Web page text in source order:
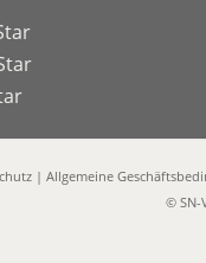
|Allgemeine
© SN-